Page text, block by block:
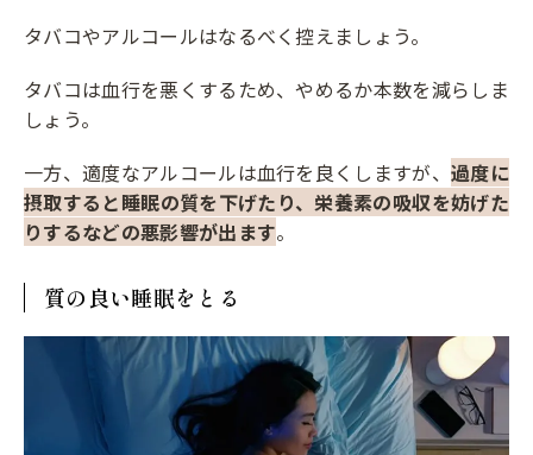
タバコやアルコールはなるべく控えましょう。
タバコは血行を悪くするため、やめるか本数を減らしま
しょう。
一方、適度なアルコールは血行を良くしますが、過度に
摂取すると睡眠の質を下げたり、栄養素の吸収を妨げた
りするなどの悪影響が出ます。
質の良い睡眠をとる